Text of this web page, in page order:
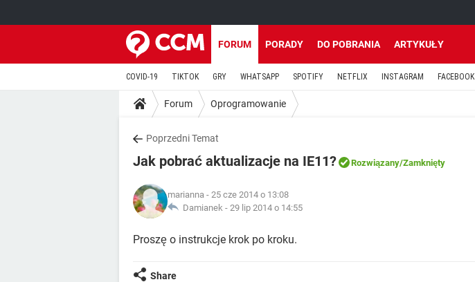
FORUM PORADY DO POBRANIA ARTYKUŁY
COVID-19 TIKTOK GRY WHATSAPP SPOTIFY NETFLIX INSTAGRAM FACEBOOK
Forum Oprogramowanie
Poprzedni Temat
Jak pobrać aktualizacje na IE11? Rozwiązany/Zamknięty
marianna - 25 cze 2014 o 13:08
Damianek - 29 lip 2014 o 14:55
Proszę o instrukcje krok po kroku.
Share